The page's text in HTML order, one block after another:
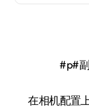
#p#
在相机配置